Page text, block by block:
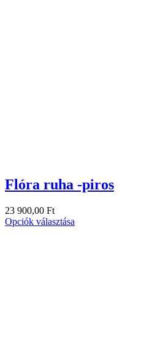
Flóra ruha -piros
23 900,00 Ft
Opciók választása